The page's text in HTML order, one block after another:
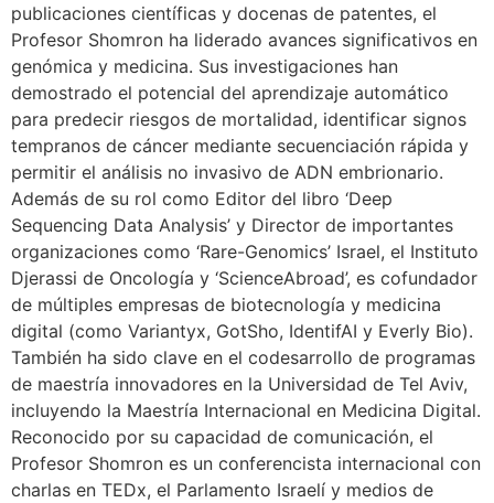
publicaciones científicas y docenas de patentes, el
Profesor Shomron ha liderado avances significativos en
genómica y medicina. Sus investigaciones han
demostrado el potencial del aprendizaje automático
para predecir riesgos de mortalidad, identificar signos
tempranos de cáncer mediante secuenciación rápida y
permitir el análisis no invasivo de ADN embrionario.
Además de su rol como Editor del libro ‘Deep
Sequencing Data Analysis’ y Director de importantes
organizaciones como ‘Rare-Genomics’ Israel, el Instituto
Djerassi de Oncología y ‘ScienceAbroad’, es cofundador
de múltiples empresas de biotecnología y medicina
digital (como Variantyx, GotSho, IdentifAI y Everly Bio).
También ha sido clave en el codesarrollo de programas
de maestría innovadores en la Universidad de Tel Aviv,
incluyendo la Maestría Internacional en Medicina Digital.
Reconocido por su capacidad de comunicación, el
Profesor Shomron es un conferencista internacional con
charlas en TEDx, el Parlamento Israelí y medios de